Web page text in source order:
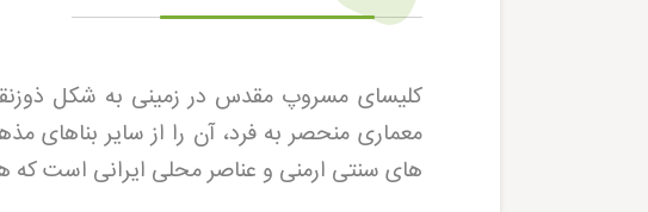
کلیسای مسروپ مقدس در زمینی به شکل
معماری منحصر به فرد، آن را از سایر بناهای
های سنتی ارمنی و عناصر محلی ایرانی است که